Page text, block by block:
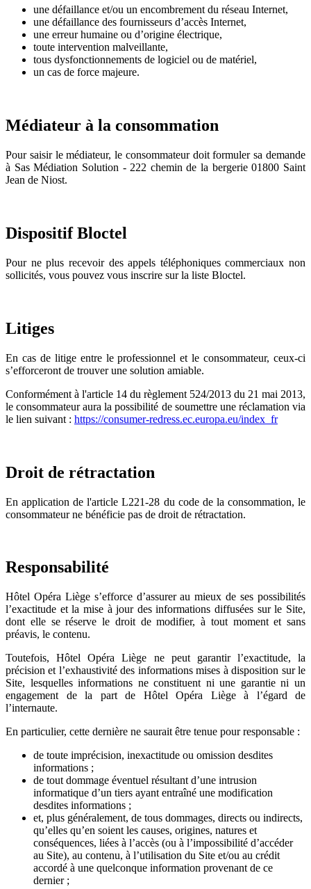
une défaillance et/ou un encombrement du réseau Internet,
une défaillance des fournisseurs d’accès Internet,
une erreur humaine ou d’origine électrique,
toute intervention malveillante,
tous dysfonctionnements de logiciel ou de matériel,
un cas de force majeure.
Médiateur à la consommation
Pour saisir le médiateur, le consommateur doit formuler sa demande
à Sas Médiation Solution - 222 chemin de la bergerie 01800 Saint
Jean de Niost.
Dispositif Bloctel
Pour ne plus recevoir des appels téléphoniques commerciaux non
sollicités, vous pouvez vous inscrire sur la liste Bloctel.
Litiges
En cas de litige entre le professionnel et le consommateur, ceux-ci
s’efforceront de trouver une solution amiable.
Conformément à l'article 14 du règlement 524/2013 du 21 mai 2013,
le consommateur aura la possibilité de soumettre une réclamation via
le lien suivant : https://consumer-redress.ec.europa.eu/index_fr
Droit de rétractation
En application de l'article L221-28 du code de la consommation, le
consommateur ne bénéficie pas de droit de rétractation.
Responsabilité
Hôtel Opéra Liège s’efforce d’assurer au mieux de ses possibilités
l’exactitude et la mise à jour des informations diffusées sur le Site,
dont elle se réserve le droit de modifier, à tout moment et sans
préavis, le contenu.
Toutefois, Hôtel Opéra Liège ne peut garantir l’exactitude, la
précision et l’exhaustivité des informations mises à disposition sur le
Site, lesquelles informations ne constituent ni une garantie ni un
engagement de la part de Hôtel Opéra Liège à l’égard de
l’internaute.
En particulier, cette dernière ne saurait être tenue pour responsable :
de toute imprécision, inexactitude ou omission desdites
informations ;
de tout dommage éventuel résultant d’une intrusion
informatique d’un tiers ayant entraîné une modification
desdites informations ;
et, plus généralement, de tous dommages, directs ou indirects,
qu’elles qu’en soient les causes, origines, natures et
conséquences, liées à l’accès (ou à l’impossibilité d’accéder
au Site), au contenu, à l’utilisation du Site et/ou au crédit
accordé à une quelconque information provenant de ce
dernier ;